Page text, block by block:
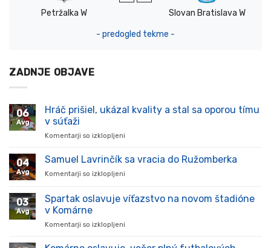
Petržalka W Slovan Bratislava W
- predogled tekme -
ZADNJE OBJAVE
06
Avg
Hráč prišiel, ukázal kvality a stal sa oporou tímu
v súťaži
Komentarji so izklopljeni
prišiel,
stal
04
Avg
Samuel Lavrinčík sa vracia do Ružomberka
Komentarji so izklopljeni
Lavrinčík
sa
03
Avg
Spartak oslavuje víťazstvo na novom štadióne
v Komárne
Komentarji so izklopljeni
oslavuje